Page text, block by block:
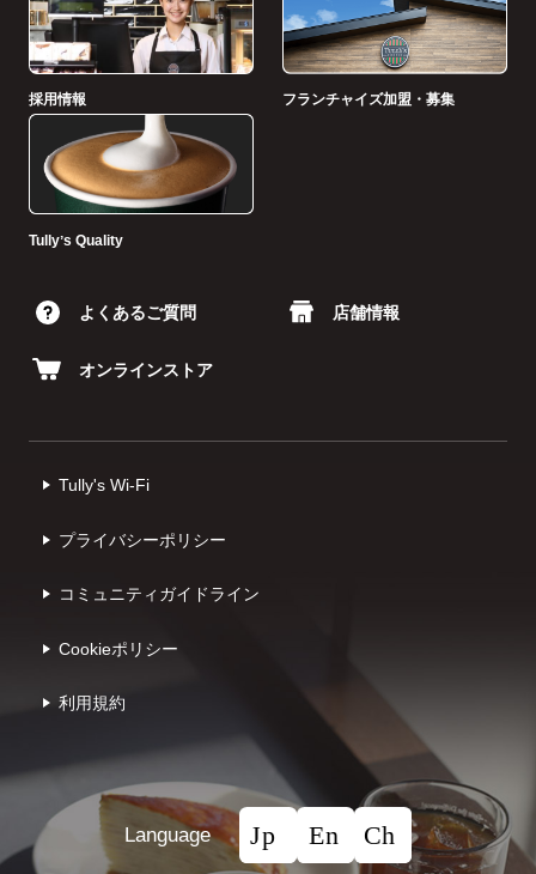
採用情報 フランチャイズ加盟・募集
Tullyʼs Quality
よくあるご質問 店舗情報
オンラインストア
Tully's Wi-Fi
プライバシーポリシー
コミュニティガイドライン
Cookieポリシー
利⽤規約
Language